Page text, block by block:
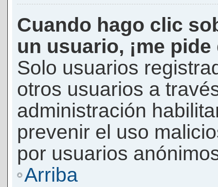
Cuando hago clic
un usuario, ¡me
Solo usuarios
otros usuarios a
administración
prevenir el uso
por usuarios
Arriba